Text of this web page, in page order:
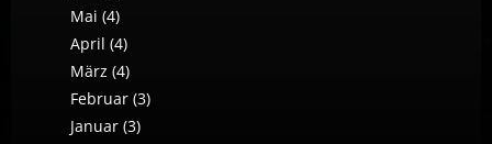
Mai (4)
April (4)
März (4)
Februar (3)
Januar (3)